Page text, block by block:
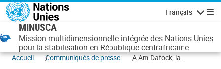
Aller au contenu principal
Français
MINUSCA
Mission multidimensionnelle intégrée des Nations Unies
pour la stabilisation en République centrafricaine
Accueil Communiqués de presse
A Am-Dafock, la